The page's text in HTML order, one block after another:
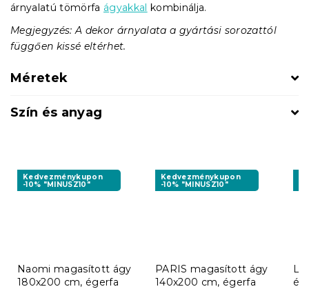
árnyalatú tömörfa ágyakkal kombinálja.
Megjegyzés: A dekor árnyalata a gyártási sorozattól
függően kissé eltérhet.
Méretek
Szín és anyag
Kedvezménykupon
-10% "MINUSZ10"
Naomi magasított ágy
180x200 cm, égerfa
Kedvezménykupon
-10% "MINUSZ10"
PARIS magasított ágy
140x200 cm, égerfa